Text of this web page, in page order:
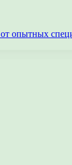
опытных